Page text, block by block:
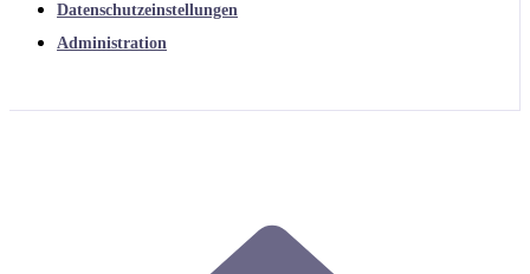
Datenschutzeinstellungen
Administration